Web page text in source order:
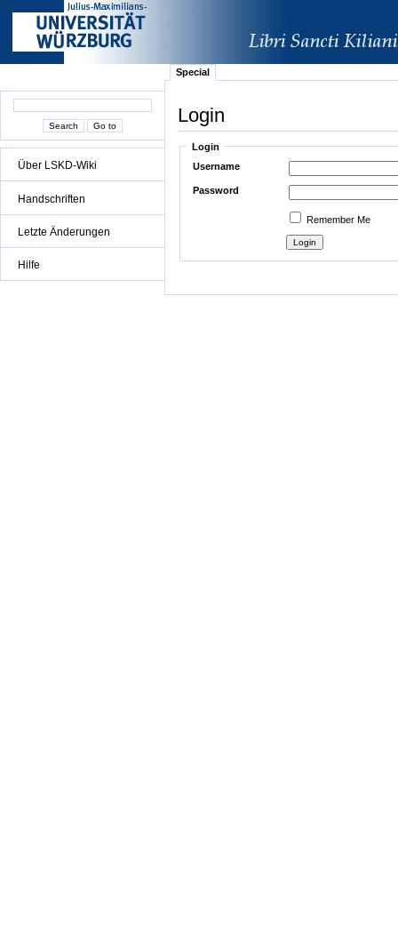
Über LSKD-Wiki
Handschriften
Letzte Änderungen
Hilfe
Special
Login
Login
Username
Password
Remember Me